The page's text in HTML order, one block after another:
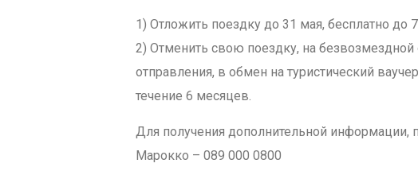
1) Отложить поездку до 31 мая, бесплатно до
2) Отменить свою поездку, на
отправления, в обмен на туристический
течение 6 месяцев.
Для получения дополнительной информации,
Марокко – 089 000 0800